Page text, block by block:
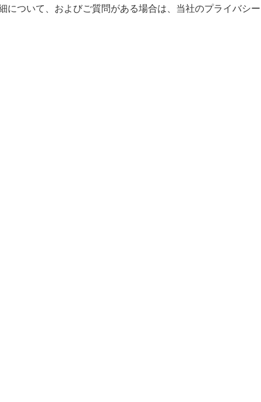
について、およびご質問がある場合は、当社のプライバシー